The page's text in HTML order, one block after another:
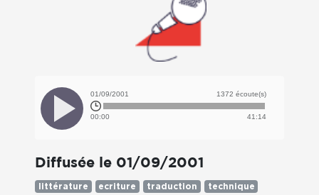
01/09/2001 1372 écoute(s)
00:00 41:14
Diffusée le 01/09/2001
littérature ecriture traduction technique